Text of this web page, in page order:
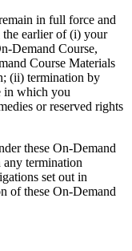
in full force and
earlier of (i) your
Demand Course,
Course Materials
(ii) termination by
in which you
or reserved rights
these On-Demand
any termination
set out in
of these On-Demand